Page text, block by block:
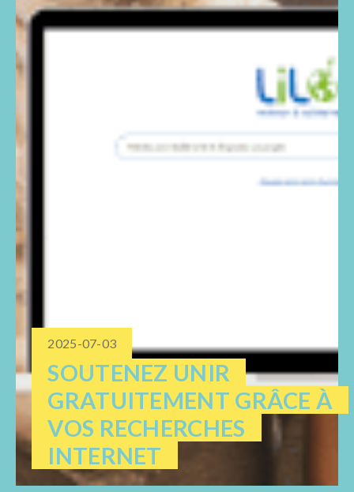
2025-07-03
SOUTENEZ UNIR
GRATUITEMENT GRÂCE À
VOS RECHERCHES
INTERNET